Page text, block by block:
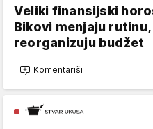
Veliki finansijski
Bikovi menjaju
reorganizuju budžet
Komentariši